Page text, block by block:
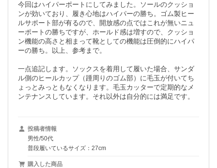
今回はハイパーポートにしてみました。ソールのクッショ
ンが効いており、履き心地はハイパーの勝ち。ゴム製ヒー
ルサポート部が有るので、開放感の点ではこれが無いニュ
ーポートの勝ちですが、ホールド感は増すので、クッショ
ン機能の高さと相まって靴としての機能は圧倒的にハイパ
ーの勝ち。以上、参考まで。
一点追記します。ソックスを着用して履いた場合、サンダ
ル側のヒールカップ（踵周りのゴム部）に毛玉が付いてち
ょっとみっともなくなります。毛玉カッターで定期的なメ
ンテナンスしています。それ以外は自分的には満足です。
投稿者情報
男性/50代
普段履いているサイズ：27cm
購入した商品